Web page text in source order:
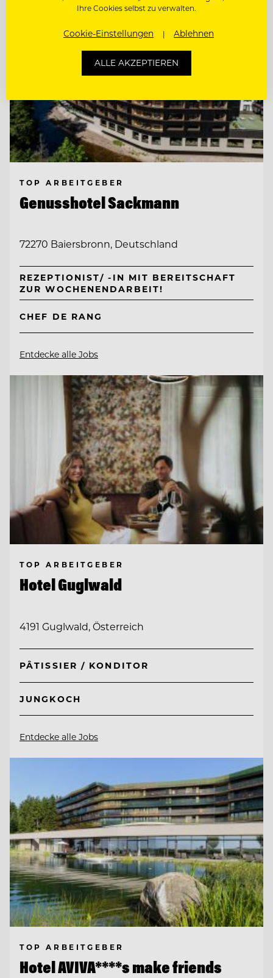
TOP ARBEITGEBER
Genusshotel Sackmann
72270 Baiersbronn, Deutschland
REZEPTIONIST/ -IN MIT BEREITSCHAFT
ZUR WOCHENENDARBEIT!
CHEF DE RANG
Entdecke alle Jobs
TOP ARBEITGEBER
Hotel Guglwald
4191 Guglwald, Österreich
PÂTISSIER / KONDITOR
JUNGKOCH
Entdecke alle Jobs
TOP ARBEITGEBER
Hotel AVIVA****s make friends
Ihre Cookies selbst zu verwalten.
Cookie-Einstellungen Ablehnen
ALLE AKZEPTIEREN